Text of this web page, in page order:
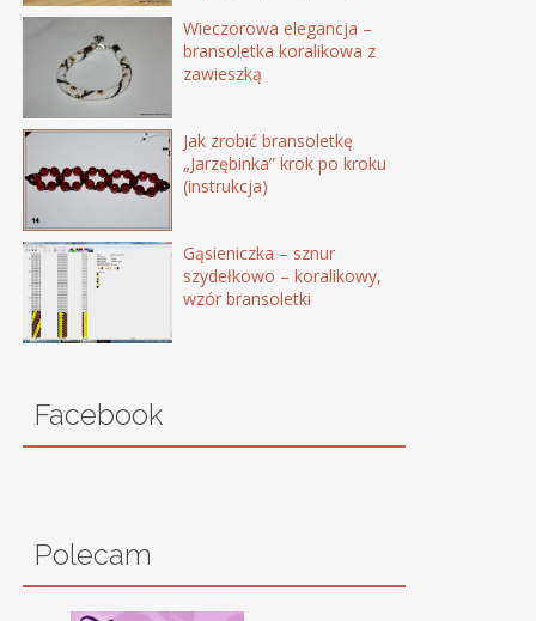
Wieczorowa elegancja –
bransoletka koralikowa z
zawieszką
Jak zrobić bransoletkę
„Jarzębinka” krok po kroku
(instrukcja)
Gąsieniczka – sznur
szydełkowo – koralikowy,
wzór bransoletki
Facebook
Polecam